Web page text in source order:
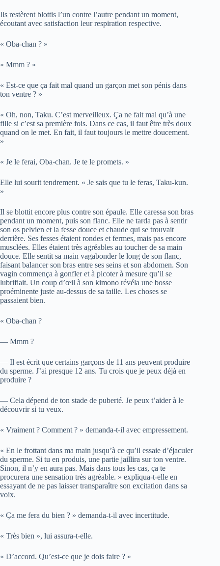
Ils restèrent blottis l’un contre l’autre pendant un moment,
écoutant avec satisfaction leur respiration respective.
« Oba-chan ? »
« Mmm ? »
« Est-ce que ça fait mal quand un garçon met son pénis dans
ton ventre ? »
« Oh, non, Taku. C’est merveilleux. Ça ne fait mal qu’à une
fille si c’est sa première fois. Dans ce cas, il faut être très doux
quand on le met. En fait, il faut toujours le mettre doucement.
»
« Je le ferai, Oba-chan. Je te le promets. »
Elle lui sourit tendrement. « Je sais que tu le feras, Taku-kun.
»
Il se blottit encore plus contre son épaule. Elle caressa son bras
pendant un moment, puis son flanc. Elle ne tarda pas à sentir
son os pelvien et la fesse douce et chaude qui se trouvait
derrière. Ses fesses étaient rondes et fermes, mais pas encore
musclées. Elles étaient très agréables au toucher de sa main
douce. Elle sentit sa main vagabonder le long de son flanc,
faisant balancer son bras entre ses seins et son abdomen. Son
vagin commença à gonfler et à picoter à mesure qu’il se
lubrifiait. Un coup d’œil à son kimono révéla une bosse
proéminente juste au-dessus de sa taille. Les choses se
passaient bien.
« Oba-chan ?
— Mmm ?
— Il est écrit que certains garçons de 11 ans peuvent produire
du sperme. J’ai presque 12 ans. Tu crois que je peux déjà en
produire ?
— Cela dépend de ton stade de puberté. Je peux t’aider à le
découvrir si tu veux.
« Vraiment ? Comment ? » demanda-t-il avec empressement.
« En le frottant dans ma main jusqu’à ce qu’il essaie d’éjaculer
du sperme. Si tu en produis, une partie jaillira sur ton ventre.
Sinon, il n’y en aura pas. Mais dans tous les cas, ça te
procurera une sensation très agréable. » expliqua-t-elle en
essayant de ne pas laisser transparaître son excitation dans sa
voix.
« Ça me fera du bien ? » demanda-t-il avec incertitude.
« Très bien », lui assura-t-elle.
« D’accord. Qu’est-ce que je dois faire ? »